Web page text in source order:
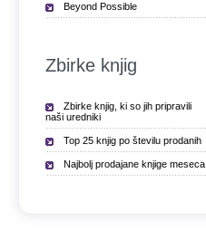
Beyond Possible
Zbirke knjig
Zbirke knjig, ki so jih pripravili
naši uredniki
Top 25 knjig po številu prodanih
Najbolj prodajane knjige meseca